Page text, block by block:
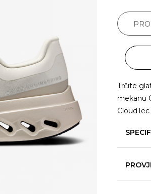
Trčite
mekanu